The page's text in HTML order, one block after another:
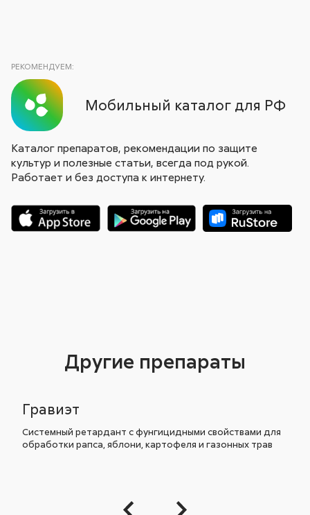
РЕКОМЕНДУЕМ:
Мобильный каталог для РФ
Каталог препаратов, рекомендации по защите
культур и полезные статьи, всегда под рукой.
Работает и без доступа к интернету.
Другие препараты
Гравиэт
Системный ретардант с фунгицидными свойствами для
обработки рапса, яблони, картофеля и газонных трав